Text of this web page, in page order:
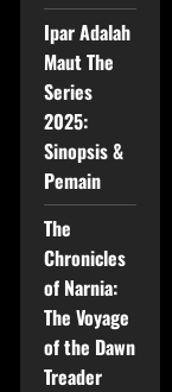
Ipar Adalah
Maut The
Series
2025:
Sinopsis &
Pemain
The
Chronicles
of Narnia:
The Voyage
of the Dawn
Treader